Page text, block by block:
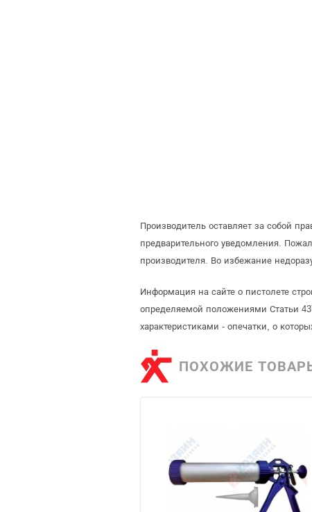
Производитель оставляет за собой
предварительного уведомления.
производителя. Во избежание
Информация на сайте о пистолете
определяемой положениями Статьи
характеристиками - опечатки, о
ПОХОЖИЕ